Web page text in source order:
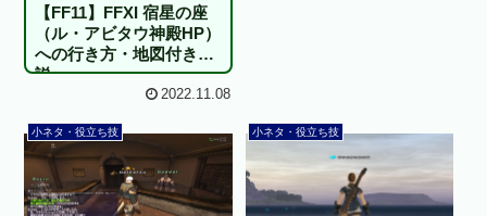
【FF11】FFXI 宿星の座
（ル・アビタウ神殿HP）
への行き方・地図付き解
説
2022.11.08
小ネタ・役立ち技 小ネタ・役立ち技